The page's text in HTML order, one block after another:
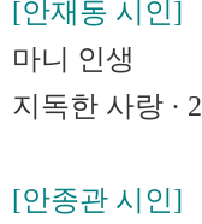
[안재동 시인]
마니 인생
지독한 사랑 · 2
[안종관 시인]